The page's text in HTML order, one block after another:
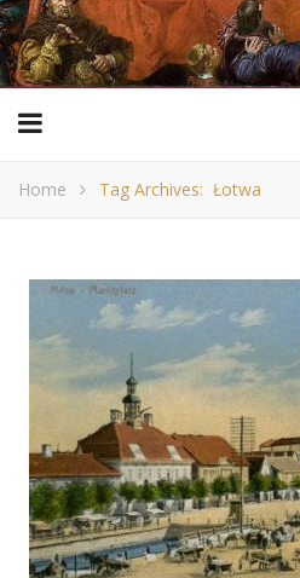
Home Tag Archives: Łotwa